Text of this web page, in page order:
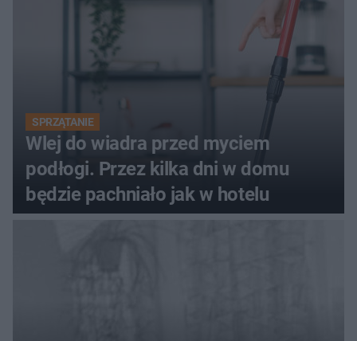
SPRZĄTANIE
Wlej do wiadra przed myciem
podłogi. Przez kilka dni w domu
będzie pachniało jak w hotelu